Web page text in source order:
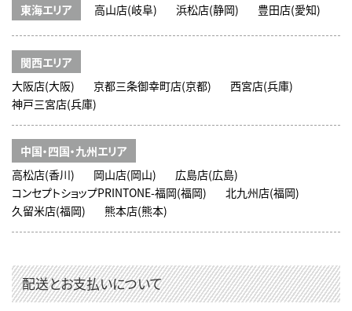
東海エリア 高山店(岐阜) 浜松店(静岡) 豊田店(愛知)
関西エリア
大阪店(大阪)
京都三条御幸町店(京都)
西宮店(兵庫)
神戸三宮店(兵庫)
中国・四国・九州エリア
高松店(香川)
岡山店(岡山)
広島店(広島)
コンセプトショップPRINTONE-福岡(福岡)
北九州店(福岡)
久留米店(福岡)
熊本店(熊本)
配送とお支払いについて